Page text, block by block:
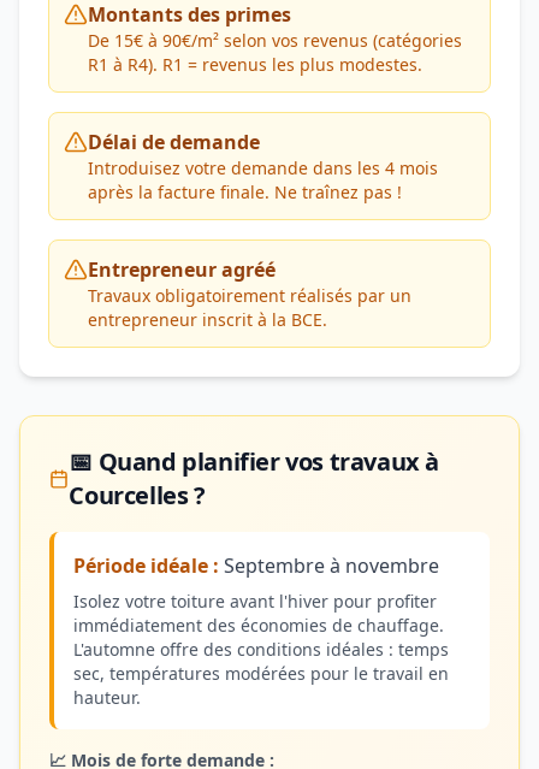
Montants des primes
De 15€ à 90€/m² selon vos revenus (catégories
R1 à R4). R1 = revenus les plus modestes.
Délai de demande
Introduisez votre demande dans les 4 mois
après la facture finale. Ne traînez pas !
Entrepreneur agréé
Travaux obligatoirement réalisés par un
entrepreneur inscrit à la BCE.
📅 Quand planifier vos travaux à
Courcelles ?
Période idéale : Septembre à novembre
Isolez votre toiture avant l'hiver pour profiter
immédiatement des économies de chauffage.
L'automne offre des conditions idéales : temps
sec, températures modérées pour le travail en
hauteur.
📈 Mois de forte demande :